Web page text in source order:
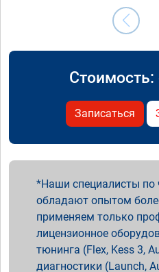
Стоимость:
Записаться
Наши специалисты по
обладают опытом
применяем только
лицензионное
тюнинга (Flex, Kess 3,
диагностики (Launch,